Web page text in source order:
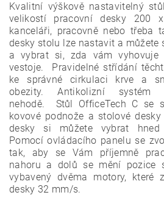
Kvalitní výškově nastavitelný
velikostí pracovní desky 200
kanceláři, pracovně nebo třeba
desky stolu lze nastavit a
a vybrat si, zda vám vyhovuje
vestoje. Pravidelné střídání
ke správné cirkulaci krve a
obezity. Antikolizní systém
nehodě. Stůl OfficeTech C se
kovové podnože a stolové
desky si můžete vybrat
Pomocí ovládacího panelu se
tak, aby se Vám příjemně
nahoru a dolů se mění pozice
vybavený dvěma motory, které
desky 32 mm/s.